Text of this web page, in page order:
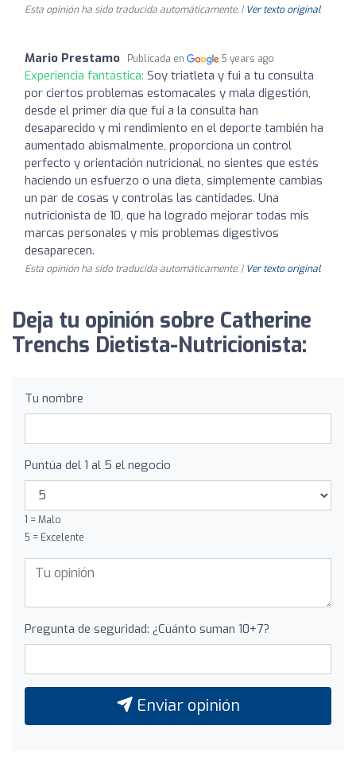
Esta opinión ha sido traducida automáticamente. | Ver texto original
Mario Prestamo Publicada en 5 years ago
Experiencia fantástica: Soy triatleta y fui a tu consulta
por ciertos problemas estomacales y mala digestión,
desde el primer día que fui a la consulta han
desaparecido y mi rendimiento en el deporte también ha
aumentado abismalmente, proporciona un control
perfecto y orientación nutricional, no sientes que estés
haciendo un esfuerzo o una dieta, simplemente cambias
un par de cosas y controlas las cantidades. Una
nutricionista de 10, que ha logrado mejorar todas mis
marcas personales y mis problemas digestivos
desaparecen.
Esta opinión ha sido traducida automáticamente. | Ver texto original
Deja tu opinión sobre Catherine
Trenchs Dietista-Nutricionista:
Tu nombre
Puntúa del 1 al 5 el negocio
1 = Malo
5 = Excelente
Pregunta de seguridad: ¿Cuánto suman 10+7?
Enviar opinión